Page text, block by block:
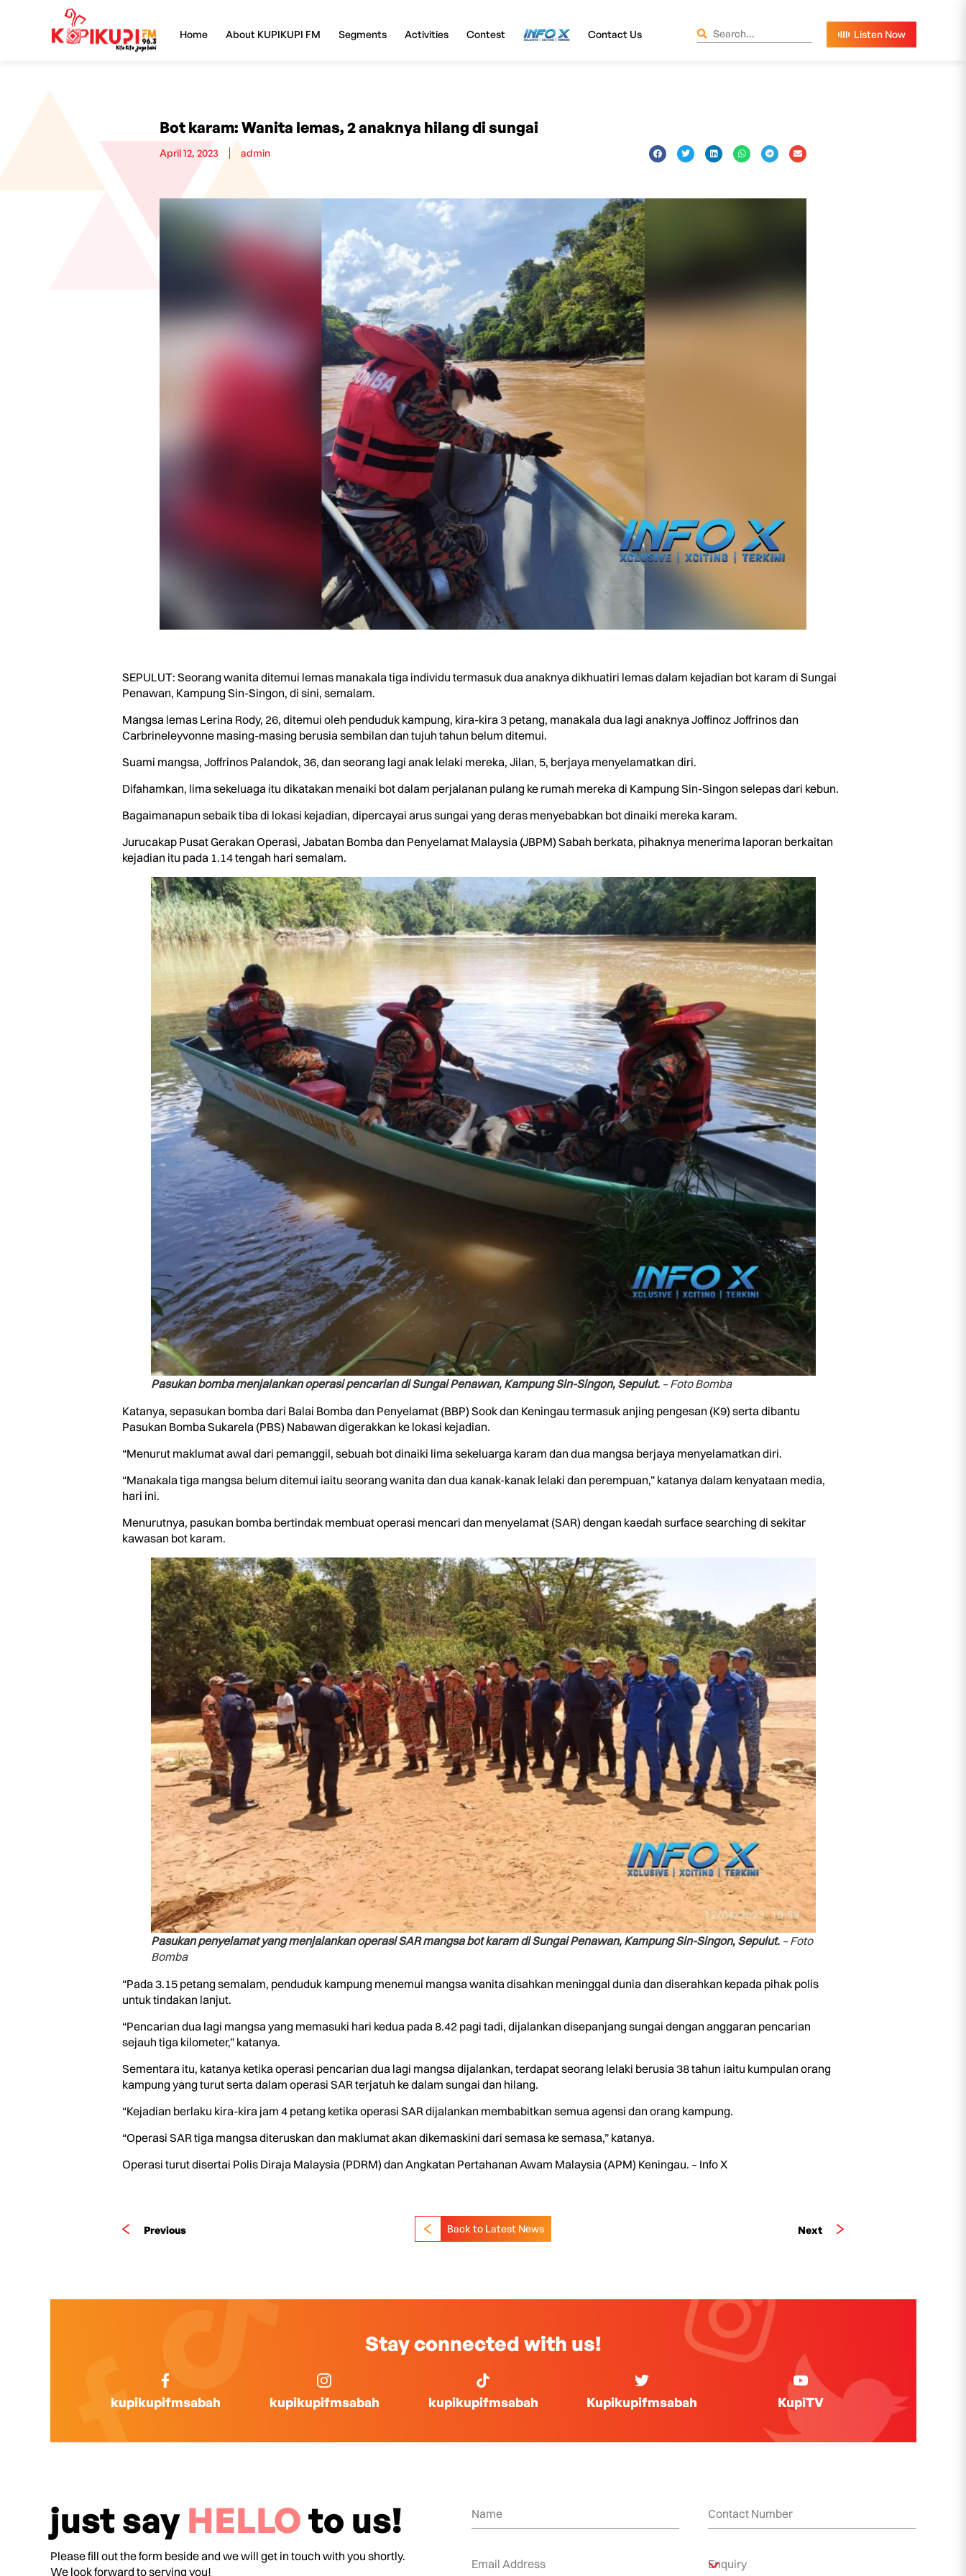
Home About KUPIKUPI FM Segments Activities Contest InfoX Contact Us
Bot karam: Wanita lemas, 2 anaknya hilang di sungai
April 12, 2023 admin
SEPULUT: Seorang wanita ditemui lemas manakala tiga individu termasuk dua anaknya dikhuatiri lemas dalam kejadian bot karam di Sungai
Penawan, Kampung Sin-Singon, di sini, semalam.
Mangsa lemas Lerina Rody, 26, ditemui oleh penduduk kampung, kira-kira 3 petang, manakala dua lagi anaknya Joffinoz Joffrinos dan
Carbrineleyvonne masing-masing berusia sembilan dan tujuh tahun belum ditemui.
Suami mangsa, Joffrinos Palandok, 36, dan seorang lagi anak lelaki mereka, Jilan, 5, berjaya menyelamatkan diri.
Difahamkan, lima sekeluaga itu dikatakan menaiki bot dalam perjalanan pulang ke rumah mereka di Kampung Sin-Singon selepas dari kebun.
Bagaimanapun sebaik tiba di lokasi kejadian, dipercayai arus sungai yang deras menyebabkan bot dinaiki mereka karam.
Jurucakap Pusat Gerakan Operasi, Jabatan Bomba dan Penyelamat Malaysia (JBPM) Sabah berkata, pihaknya menerima laporan berkaitan
kejadian itu pada 1.14 tengah hari semalam.
Pasukan bomba menjalankan operasi pencarian di Sungai Penawan, Kampung Sin-Singon, Sepulut.– Foto Bomba
Katanya, sepasukan bomba dari Balai Bomba dan Penyelamat (BBP) Sook dan Keningau termasuk anjing pengesan (K9) serta dibantu
Pasukan Bomba Sukarela (PBS) Nabawan digerakkan ke lokasi kejadian.
“Menurut maklumat awal dari pemanggil, sebuah bot dinaiki lima sekeluarga karam dan dua mangsa berjaya menyelamatkan diri.
“Manakala tiga mangsa belum ditemui iaitu seorang wanita dan dua kanak-kanak lelaki dan perempuan,” katanya dalam kenyataan media,
hari ini.
Menurutnya, pasukan bomba bertindak membuat operasi mencari dan menyelamat (SAR) dengan kaedah surface searching di sekitar
kawasan bot karam.
Pasukan penyelamat yang menjalankan operasi SAR mangsa bot karam di Sungai Penawan, Kampung Sin-Singon, Sepulut. – Foto
Bomba
“Pada 3.15 petang semalam, penduduk kampung menemui mangsa wanita disahkan meninggal dunia dan diserahkan kepada pihak polis
untuk tindakan lanjut.
“Pencarian dua lagi mangsa yang memasuki hari kedua pada 8.42 pagi tadi, dijalankan disepanjang sungai dengan anggaran pencarian
sejauh tiga kilometer,” katanya.
Sementara itu, katanya ketika operasi pencarian dua lagi mangsa dijalankan, terdapat seorang lelaki berusia 38 tahun iaitu kumpulan orang
kampung yang turut serta dalam operasi SAR terjatuh ke dalam sungai dan hilang.
“Kejadian berlaku kira-kira jam 4 petang ketika operasi SAR dijalankan membabitkan semua agensi dan orang kampung.
“Operasi SAR tiga mangsa diteruskan dan maklumat akan dikemaskini dari semasa ke semasa,” katanya.
Operasi turut disertai Polis Diraja Malaysia (PDRM) dan Angkatan Pertahanan Awam Malaysia (APM) Keningau. – Info X
Previous Next
Back to Latest News
Stay connected with us!
kupikupifmsabah kupikupifmsabah kupikupifmsabah Kupikupifmsabah KupiTV
just say HELLOto us!
Please fill out the form beside and we will get in touch with you shortly.
We look forward to serving you!